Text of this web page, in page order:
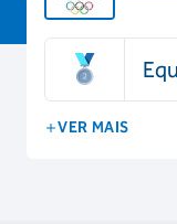
VER MAIS